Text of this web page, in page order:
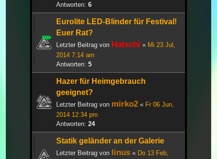
Antworten: 6
Eurolite LED-Blinder für Festival!
Euer Rat?
Letzter Beitrag von Hatschi « Mi 23 Jul,
2014 7:14 am
Antworten: 5
Hazer für Heimgebrauch
geeignet?
Letzter Beitrag von mirko2 « Fr 06 Jun,
2014 12:34 pm
Antworten: 24
Statik geländer an der Galerie
Letzter Beitrag von linus « Do 13 Feb,